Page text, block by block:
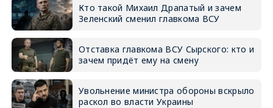
Кто такой Михаил Драпатый и зачем
Зеленский сменил главкома ВСУ
Отставка главкома ВСУ Сырского: кто и
зачем придёт ему на смену
Увольнение министра обороны вскрыло
раскол во власти Украины